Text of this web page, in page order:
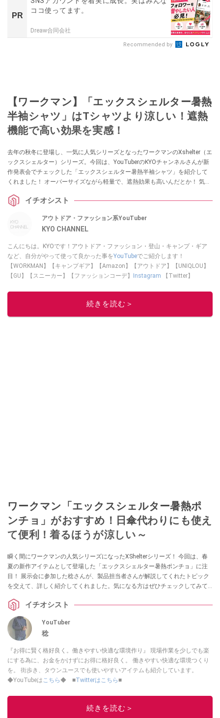
PR
ココ使ってます。
Dreaw合同会社
Recommended by
【ワークマン】「エックスシェルター暑熱
半袖シャツ」はTシャツより涼しい！遮熱
機能で高い効果を実感！
去年の秋冬に登場し、一気に人気シリーズとなったワークマンのXshelter（エ
ックスシェルター）シリーズ。今回は、YouTuberのKYOチャンネルさんが新
作発表会でチェックした「エックスシェルター暑熱半袖シャツ」を紹介して
くれました！ オーバーサイズながら軽量で、遮熱効果も高いんだとか！ 気に
イチオシスト
アウトドア・ファッション系YouTuber
KYO CHANNEL
こんにちは。KYOです！アウトドア・ファッション・登山・キャンプ・ギア
など、自分がやって使って良かった事をYouTubeでご紹介します！
【WORKMAN】【キャンプギア】【Amazon】【アウトドア】【UNIQLOU】
【GU】【スニーカー】【ファッションコーデ】
Instagram 【Twitter】
このイチオシストの他の記事を読む
続きを読む＞
ワークマン「エックスシェルター暑熱ポ
ンチョ」がおすすめ！日傘代わりにも使え
て便利！着るほうが涼しい～
瞬く間にワークマンの人気シリーズになったXShelterシリーズ！ 今回は、春
夏の新作アイテムとして登場した「エックスシェルター暑熱ポンチョ」に注
目！ 展示会に参加した稔さんが、製品担当者さんが解説してくれたトピック
を交えて、詳しく紹介してくれました。気になる方はぜひチェックしてみて
イチオシスト
YouTuber
稔
『お得に賢く格好良く。働きやすい快適な環境作り』 現場作業を少しでも楽
にする為に、お金をかけずにお得に格好良く。 働きやすい快適な環境つくり
を。 街歩き、タウンユースでも使いやすいアイテムも紹介しています。
◆YouTubeはこちら◆ ■Twitterはこちら■
このイチオシストの他の記事を読む
続きを読む＞